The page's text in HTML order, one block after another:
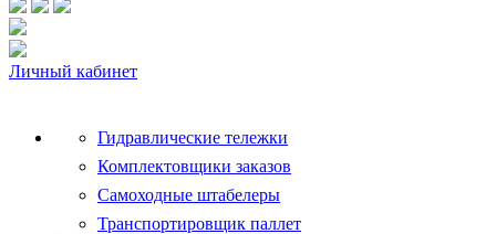
Личный кабинет
Гидравлические тележки
Комплектовщики заказов
Самоходные штабелеры
Транспортировщик паллет